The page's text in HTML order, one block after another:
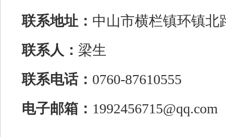
联系地址： 中山市横栏镇环镇北
联系人： 梁生
联系电话： 0760-87610555
电子邮箱： 1992456715@qq.com